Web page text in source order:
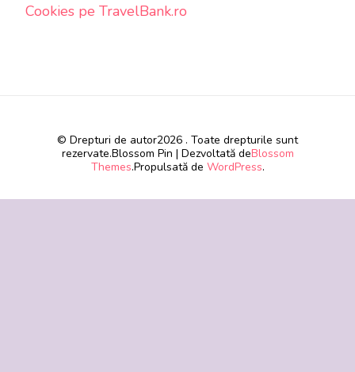
Cookies pe TravelBank.ro
© Drepturi de autor2026 . Toate drepturile sunt
rezervate.Blossom Pin | Dezvoltată deBlossom
Themes.Propulsată de WordPress.